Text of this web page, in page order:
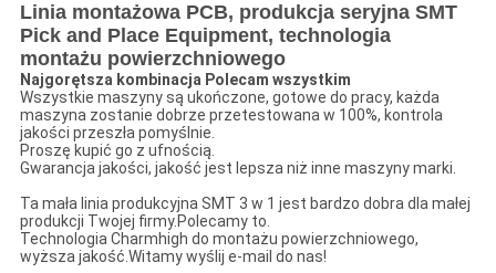
Linia montażowa PCB, produkcja seryjna SMT
Pick and Place Equipment, technologia
montażu powierzchniowego
Najgorętsza kombinacja Polecam wszystkim
Wszystkie maszyny są ukończone, gotowe do pracy, każda
maszyna zostanie dobrze przetestowana w 100%, kontrola
jakości przeszła pomyślnie.
Proszę kupić go z ufnością.
Gwarancja jakości, jakość jest lepsza niż inne maszyny marki.
Ta mała linia produkcyjna SMT 3 w 1 jest bardzo dobra dla małej
produkcji Twojej firmy.Polecamy to.
Technologia Charmhigh do montażu powierzchniowego,
wyższa jakość.Witamy wyślij e-mail do nas!